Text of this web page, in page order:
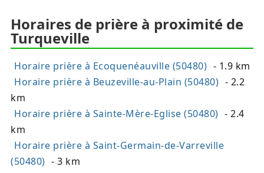
Horaires de prière à proximité de
Turqueville
Horaire prière à Ecoquenéauville (50480) - 1.9 km
Horaire prière à Beuzeville-au-Plain (50480) - 2.2
km
Horaire prière à Sainte-Mère-Eglise (50480) - 2.4
km
Horaire prière à Saint-Germain-de-Varreville
(50480) - 3 km